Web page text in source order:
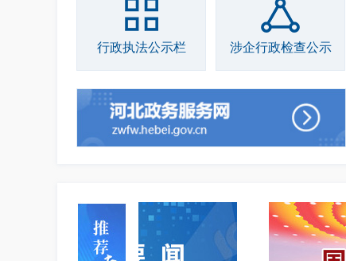
06-29
廊坊市2025年度道路危险货物运输企业质量信誉考核结果
06-29
廊坊市2025年度道路旅客运输企业质量信誉考核结果
行政执法公示栏 涉企行政检查公示